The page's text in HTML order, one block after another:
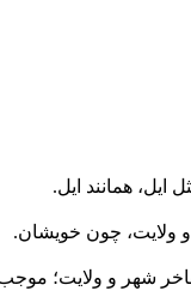
همانند ایل.
ولایت، چون خویشان.
شهر و ولایت؛